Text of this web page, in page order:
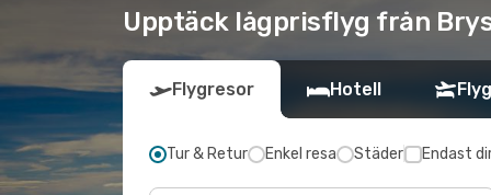
Upptäck lågprisflyg från
Flygresor Hotell
Tur & Retur Enkel resa Städer Endast